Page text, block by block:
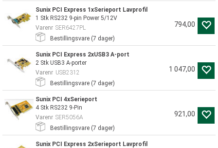
Sunix PCI Express 1xSerieport Lavprofil
1 Stk RS232 9-pin Power 5/12V
Varenr SER6427PL
Bestillingsvare (7 dager)
794,00
Sunix PCI Express 2xUSB3 A-port
2 Stk USB3 A-porter
Varenr USB2312
Bestillingsvare (7 dager)
1 047,00
Sunix PCI 4xSerieport
4 Stk RS232 9-Pin
Varenr SER5056A
Bestillingsvare (7 dager)
921,00
Sunix PCI Express 2xSerieport Lavprofil